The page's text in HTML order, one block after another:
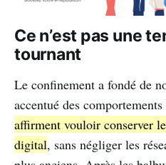
Ce n’est pas une
tournant
Le confinement a fondé de
accentué des comportements
affirment vouloir conserver
digital, sans négliger les